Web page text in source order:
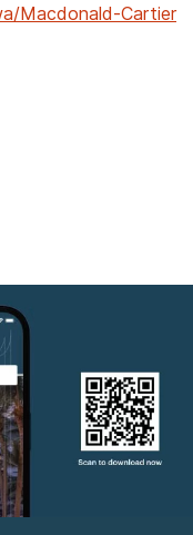
Macdonald-Cartier